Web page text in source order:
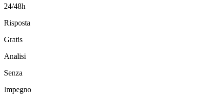
24/48h
Risposta
Gratis
Analisi
Senza
Impegno